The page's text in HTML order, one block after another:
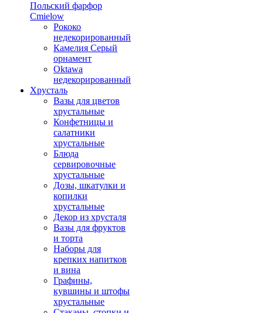
Польский фарфор
Сmielow
Рококо
недекорированный
Камелия Серый
орнамент
Oktawa
недекорированный
Хрусталь
Вазы для цветов
хрустальные
Конфетницы и
салатники
хрустальные
Блюда
сервировочные
хрустальные
Дозы, шкатулки и
копилки
хрустальные
Декор из хрусталя
Вазы для фруктов
и торта
Наборы для
крепких напитков
и вина
Графины,
кувшины и штофы
хрустальные